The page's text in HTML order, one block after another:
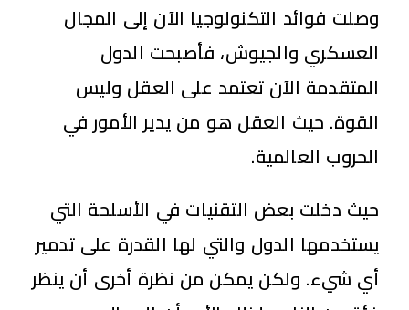
وصلت فوائد التكنولوجيا الآن إلى المجال
العسكري والجيوش، فأصبحت الدول
المتقدمة الآن تعتمد على العقل وليس
القوة. حيث العقل هو من يدير الأمور في
الحروب العالمية.
حيث دخلت بعض التقنيات في الأسلحة التي
يستخدمها الدول والتي لها القدرة على تدمير
أي شيء. ولكن يمكن من نظرة أخرى أن ينظر